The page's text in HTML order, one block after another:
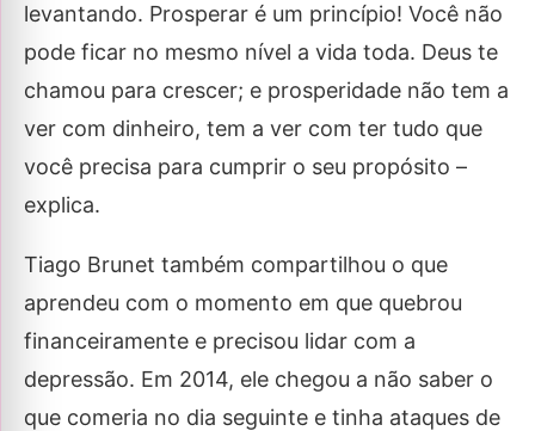
levantando. Prosperar é um princípio! Você não
pode ficar no mesmo nível a vida toda. Deus te
chamou para crescer; e prosperidade não tem a
ver com dinheiro, tem a ver com ter tudo que
você precisa para cumprir o seu propósito –
explica.
Tiago Brunet também compartilhou o que
aprendeu com o momento em que quebrou
financeiramente e precisou lidar com a
depressão. Em 2014, ele chegou a não saber o
que comeria no dia seguinte e tinha ataques de